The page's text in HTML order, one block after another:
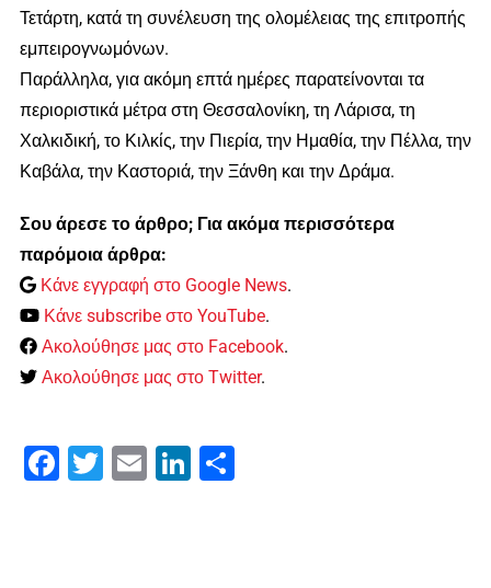
Τετάρτη, κατά τη συνέλευση της ολομέλειας της επιτροπής
εμπειρογνωμόνων.
Παράλληλα, για ακόμη επτά ημέρες παρατείνονται τα
περιοριστικά μέτρα στη Θεσσαλονίκη, τη Λάρισα, τη
Χαλκιδική, το Κιλκίς, την Πιερία, την Ημαθία, την Πέλλα, την
Καβάλα, την Καστοριά, την Ξάνθη και την Δράμα.
Σου άρεσε το άρθρο; Για ακόμα περισσότερα
παρόμοια άρθρα:
Κάνε εγγραφή στο Google News.
Κάνε subscribe στο YouTube.
Ακολούθησε μας στο Facebook.
Ακολούθησε μας στο Twitter.
Facebook
Twitter Email LinkedIn